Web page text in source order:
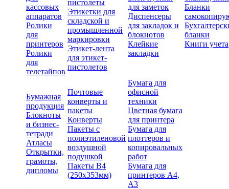
кассовых
аппаратов
Ролики
для
принтеров
Ролики
для
телетайпов
пистолеты
Этикетки для
складской и
промышленной
маркировки
Этикет-лента
для этикет-
пистолетов
для заметок
Диспенсеры
для закладок и
блокнотов
Клейкие
закладки
Бланки
бланки
Книги учета
Бумажная
продукция
Блокноты
и бизнес-
тетради
Атласы
Открытки,
грамоты,
дипломы
Почтовые
конверты и
пакеты
Конверты
Пакеты с
полиэтиленовой
воздушной
подушкой
Пакеты В4
(250х353мм)
Бумага для
офисной
техники
Цветная бумага
для принтера
Бумага для
плоттеров и
копировальных
работ
Бумага для
принтеров А4,
А3